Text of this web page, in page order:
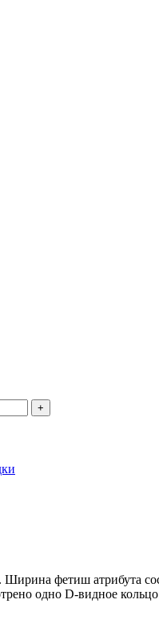
фетиш атрибута
одно D-видное